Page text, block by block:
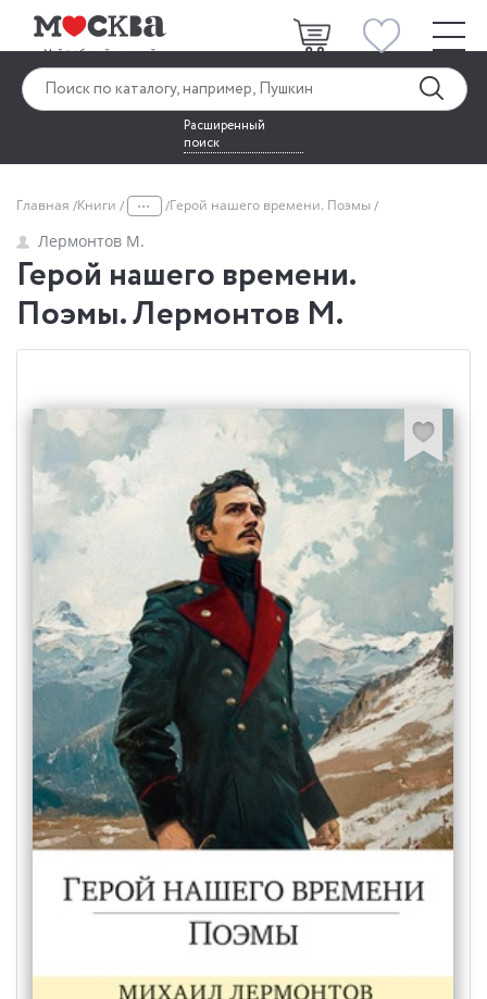
Расширенный
поиск
Главная Книги ... Герой нашего времени. Поэмы
Лермонтов М.
Герой нашего времени.
Поэмы. Лермонтов М.